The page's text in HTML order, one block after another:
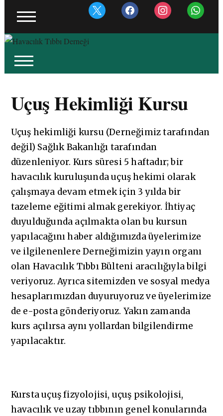
x facebook instagram whatsapp
Uçuş Hekimliği Kursu
Uçuş hekimliği kursu (Derneğimiz tarafından
değil) Sağlık Bakanlığı tarafından
düzenleniyor. Kurs süresi 5 haftadır; bir
havacılık kuruluşunda uçuş hekimi olarak
çalışmaya devam etmek için 3 yılda bir
tazeleme eğitimi almak gerekiyor. İhtiyaç
duyulduğunda açılmakta olan bu kursun
yapılacağını haber aldığımızda üyelerimize
ve ilgilenenlere Derneğimizin yayın organı
olan Havacılık Tıbbı Bülteni aracılığıyla bilgi
veriyoruz. Ayrıca sitemizden ve sosyal medya
hesaplarımızdan duyuruyoruz ve üyelerimize
de e-posta gönderiyoruz. Yakın zamanda
kurs açılırsa aynı yollardan bilgilendirme
yapılacaktır.
Kursta uçuş fizyolojisi, uçuş psikolojisi,
havacılık ve uzay tıbbının genel konularında